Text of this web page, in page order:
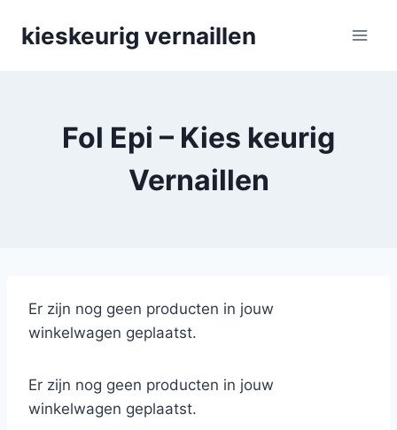
kieskeurig vernaillen
Fol Epi – Kies keurig
Vernaillen
Er zijn nog geen producten in jouw
winkelwagen geplaatst.
Er zijn nog geen producten in jouw
winkelwagen geplaatst.